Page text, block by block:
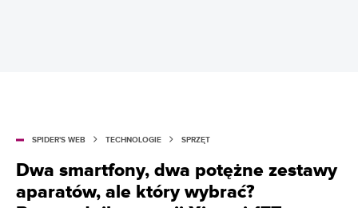
SPIDER'S WEB TECHNOLOGIE SPRZĘT
Dwa smartfony, dwa potężne zestawy
aparatów, ale który wybrać?